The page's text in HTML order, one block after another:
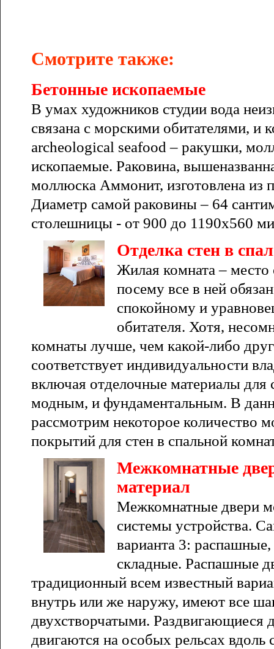
Смотрите также:
Бетонные ископаемые
В умах художников студии вода
связана с морскими обитателями, и
archeological seafood – ракушки,
ископаемые. Раковина,
моллюска Аммонит, изготовлена из
Диаметр самой раковины – 64
столешницы - от 900 до 1190х560
Отделка стен в
Жилая комната – место
посему все в ней
спокойному и
обитателя. Хотя,
комнаты лучше, чем какой-либо
соответствует индивидуальности
включая отделочные материалы для
модным, и фундаментальным. В
рассмотрим некоторое количество
покрытий для стен в спальной
Межкомнатные
материал
Межкомнатные двери
системы устройства.
варианта 3:
складные. Распашные
традиционный всем известный
внутрь или же наружу, имеют все
двухстворчатыми. Раздвигающиеся
двигаются на особых рельсах вдоль